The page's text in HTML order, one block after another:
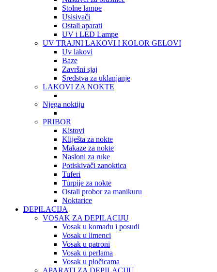
Stolne lampe
Usisivači
Ostali aparati
UV i LED Lampe
UV TRAJNI LAKOVI I KOLOR GELOVI
Uv lakovi
Baze
Završni sjaj
Sredstva za uklanjanje
LAKOVI ZA NOKTE
Njega noktiju
PRIBOR
Kistovi
Kliješta za nokte
Makaze za nokte
Nasloni za ruke
Potiskivači zanoktica
Tuferi
Turpije za nokte
Ostali probor za manikuru
Noktarice
DEPILACIJA
VOSAK ZA DEPILACIJU
Vosak u komadu i posudi
Vosak u limenci
Vosak u patroni
Vosak u perlama
Vosak u pločicama
APARATI ZA DEPILACIJU